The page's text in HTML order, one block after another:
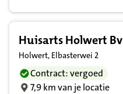
Huisarts Holwert Bv
Holwert, Elbasterwei 2
Contract: vergoed
7,9 km van je locatie